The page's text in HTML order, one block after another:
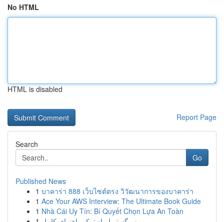
No HTML
HTML is disabled
Report Page
Search
Go
Published News
1 บาคาร่า 888 เว็บไซต์ตรง วิวัฒนาการของบาคาร่า
1 Ace Your AWS Interview: The Ultimate Book Guide
1 Nhà Cái Uy Tín: Bí Quyết Chọn Lựa An Toàn